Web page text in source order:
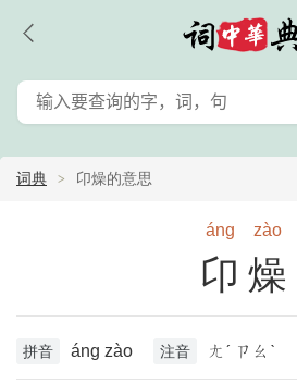
词典 卬燥的意思
áng zào
卬燥
拼音 áng zào 注音 ㄤˊ ㄗㄠˋ